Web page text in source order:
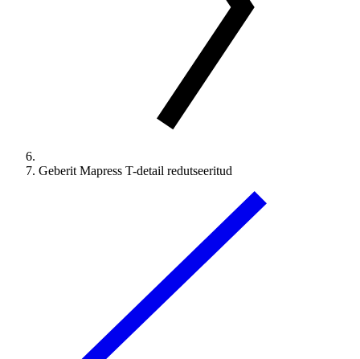
Geberit Mapress T-detail redutseeritud